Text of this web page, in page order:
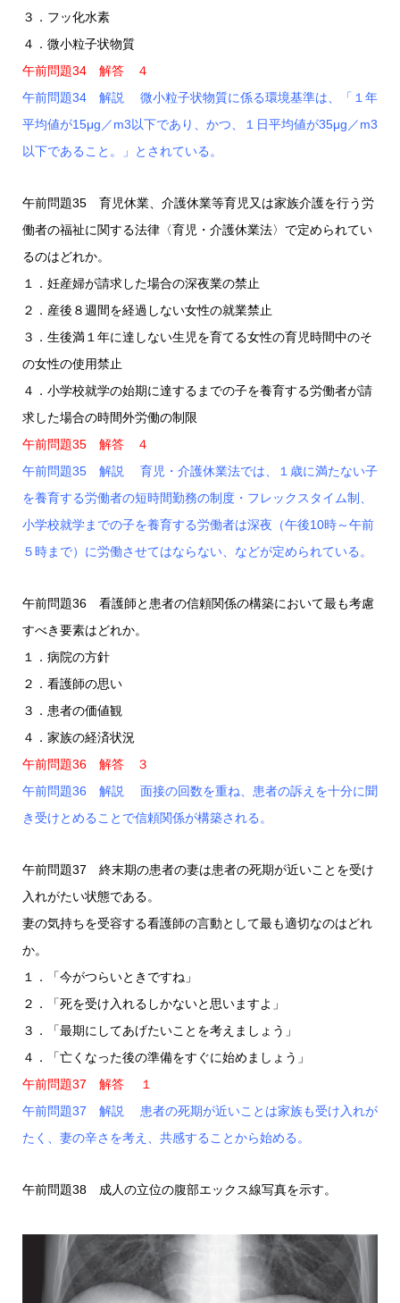
３．フッ化水素
４．微小粒子状物質
午前問題34 解答 ４
午前問題34 解説 微小粒子状物質に係る環境基準は、「１年
平均値が15μg／m3以下であり、かつ、１日平均値が35μg／m3
以下であること。」とされている。
午前問題35 育児休業、介護休業等育児又は家族介護を行う労
働者の福祉に関する法律〈育児・介護休業法〉で定められてい
るのはどれか。
１．妊産婦が請求した場合の深夜業の禁止
２．産後８週間を経過しない女性の就業禁止
３．生後満１年に達しない生児を育てる女性の育児時間中のそ
の女性の使用禁止
４．小学校就学の始期に達するまでの子を養育する労働者が請
求した場合の時間外労働の制限
午前問題35 解答 ４
午前問題35 解説 育児・介護休業法では、１歳に満たない子
を養育する労働者の短時間勤務の制度・フレックスタイム制、
小学校就学までの子を養育する労働者は深夜（午後10時～午前
５時まで）に労働させてはならない、などが定められている。
午前問題36 看護師と患者の信頼関係の構築において最も考慮
すべき要素はどれか。
１．病院の方針
２．看護師の思い
３．患者の価値観
４．家族の経済状況
午前問題36 解答 ３
午前問題36 解説 面接の回数を重ね、患者の訴えを十分に聞
き受けとめることで信頼関係が構築される。
午前問題37 終末期の患者の妻は患者の死期が近いことを受け
入れがたい状態である。
妻の気持ちを受容する看護師の言動として最も適切なのはどれ
か。
１．「今がつらいときですね」
２．「死を受け入れるしかないと思いますよ」
３．「最期にしてあげたいことを考えましょう」
４．「亡くなった後の準備をすぐに始めましょう」
午前問題37 解答 １
午前問題37 解説 患者の死期が近いことは家族も受け入れが
たく、妻の辛さを考え、共感することから始める。
午前問題38 成人の立位の腹部エックス線写真を示す。